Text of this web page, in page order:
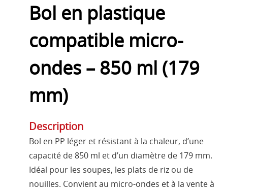
Bol en plastique
compatible micro-
ondes – 850 ml (179
mm)
Description
Bol en PP léger et résistant à la chaleur, d’une
capacité de 850 ml et d’un diamètre de 179 mm.
Idéal pour les soupes, les plats de riz ou de
nouilles. Convient au micro-ondes et à la vente à